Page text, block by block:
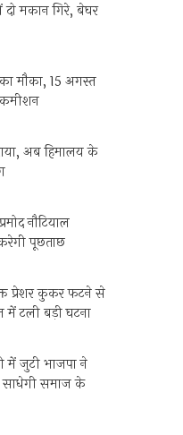
मकान गिरे, बेघर
मौका, 15 अगस्त
अब हिमालय के
नौटियाल
पूछताछ
प्रेशर कुकर फटने से
टली बड़ी घटना
में जुटी भाजपा ने
साधेगी समाज के